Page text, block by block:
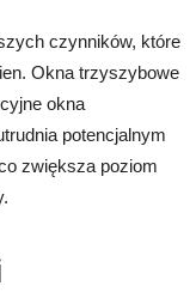
czynników, które
Okna trzyszybowe
okna
potencjalnym
zwiększa poziom